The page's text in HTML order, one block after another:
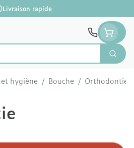
Livraison rapide
hygiène / Bouche / Orthodontie